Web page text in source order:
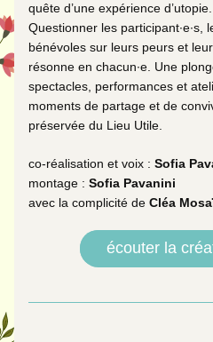
quête d’une expérience d’utopie.
Questionner les participant·e·s,
bénévoles sur leurs peurs et
résonne en chacun·e. Une
spectacles, performances et
moments de partage et de
préservée du Lieu Utile.
co-réalisation et voix : Sofia
montage : Sofia Pavanini
avec la complicité de Cléa
écouter la